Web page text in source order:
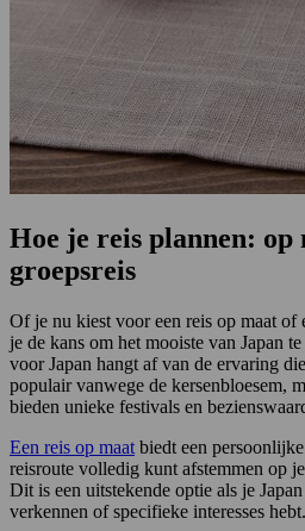
Hoe je reis plannen: op
groepsreis
Of je nu kiest voor een reis op maat of
je de kans om het mooiste van Japan
voor Japan hangt af van de ervaring
populair vanwege de kersenbloesem,
bieden unieke festivals en
Een reis op maat biedt een
reisroute volledig kunt afstemmen op
Dit is een uitstekende optie als je
verkennen of specifieke interesses hebt.